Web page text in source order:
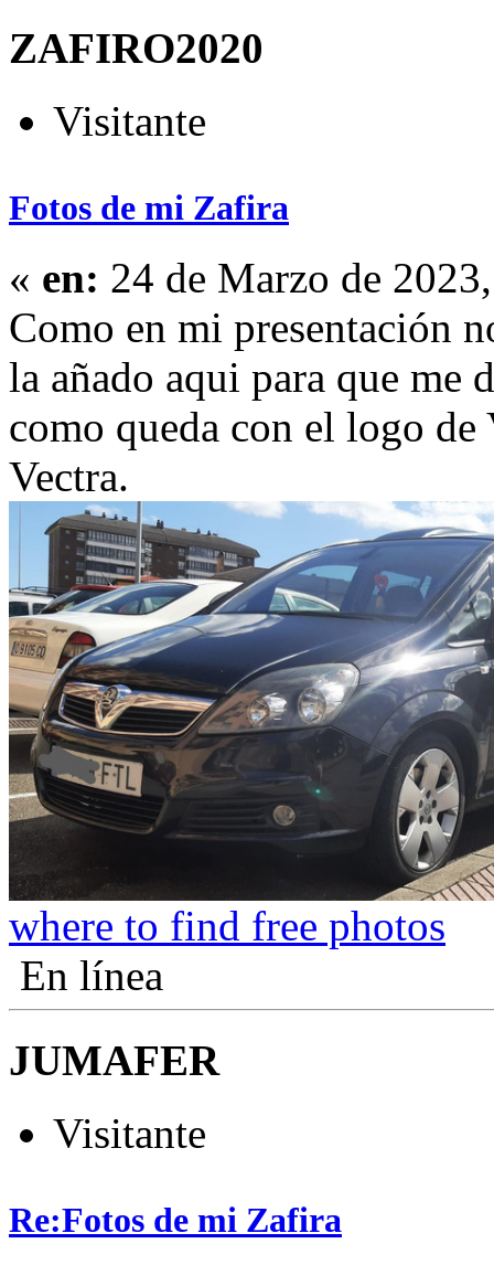
ZAFIRO2020
Visitante
Fotos de mi Zafira
« en: 24 de Marzo de
Como en mi presentación
la añado aqui para que me
como queda con el logo
Vectra.
where to find free photos
En línea
JUMAFER
Visitante
Re:Fotos de mi Zafira